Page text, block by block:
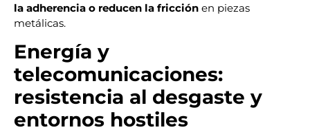
la adherencia o reducen la fricción en piezas
metálicas.
Energía y
telecomunicaciones:
resistencia al desgaste y
entornos hostiles